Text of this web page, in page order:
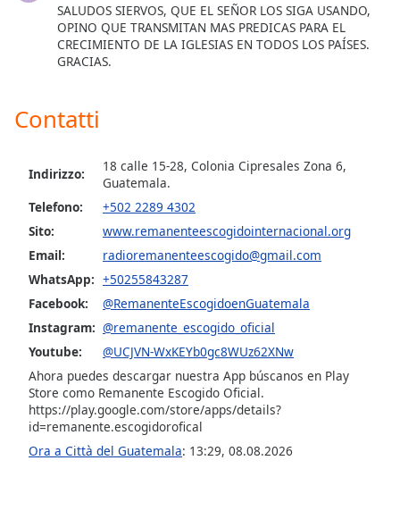
window.
Escape
cancel
close
window.
Opacity
SALUDOS SIERVOS, QUE EL SEÑOR LOS SIGA USANDO,
OPINO QUE TRANSMITAN MAS PREDICAS PARA EL
CRECIMIENTO DE LA IGLESIAS EN TODOS LOS PAÍSES.
GRACIAS.
Contatti
Indirizzo:
18 calle 15-28, Colonia Cipresales Zona 6,
Guatemala.
Telefono:
+502 2289 4302
Sito:
www.remanenteescogidointernacional.org
Email:
radioremanenteescogido@gmail.com
WhatsApp: +50255843287
Facebook:
@RemanenteEscogidoenGuatemala
Instagram: @remanente_escogido_oficial
Youtube:
@UCJVN-WxKEYb0gc8WUz62XNw
Ahora puedes descargar nuestra App búscanos en Play
Store como Remanente Escogido Oficial.
https://play.google.com/store/apps/details?
id=remanente.escogidorofical
Ora a Città del Guatemala: 13:29, 08.08.2026